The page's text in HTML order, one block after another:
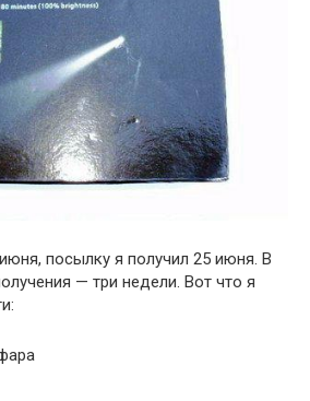
посылку я получил 25 июня. В
— три недели. Вот что я